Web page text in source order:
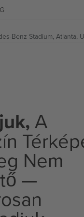
Benz Stadium, Atlanta,
A
Nem
—